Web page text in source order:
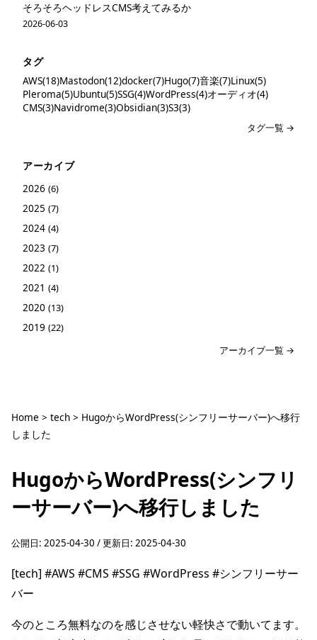
そろそろヘッドレスCMS考えてみるか
2026-06-03
タグ
AWS(18)Mastodon(12)docker(7)Hugo(7)音楽(7)Linux(5)
Pleroma(5)Ubuntu(5)SSG(4)WordPress(4)オーディオ(4)
CMS(3)Navidrome(3)Obsidian(3)S3(3)
タグ一覧 →
アーカイブ
2026 (6)
2025 (7)
2024 (4)
2023 (7)
2022 (1)
2021 (4)
2020 (13)
2019 (22)
アーカイブ一覧 →
Home > tech > HugoからWordPress(シンフリーサーバー)へ移行
しました
HugoからWordPress(シンフリ
ーサーバー)へ移行しました
公開日: 2025-04-30 / 更新日: 2025-04-30
[tech] #AWS #CMS #SSG #WordPress #シンフリーサー
バー
今のところ無料なのを感じさせない軽快さで動いてます。